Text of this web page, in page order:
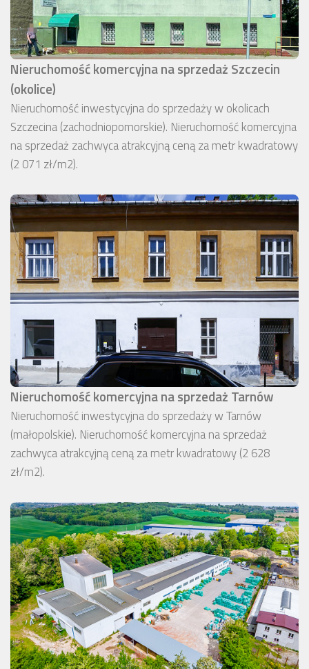
Nieruchomość komercyjna na sprzedaż Szczecin
(okolice)
Nieruchomość inwestycyjna do sprzedaży w okolicach
Szczecina (zachodniopomorskie). Nieruchomość komercyjna
na sprzedaż zachwyca atrakcyjną ceną za metr kwadratowy
(2 071 zł/m2).
Nieruchomość komercyjna na sprzedaż Tarnów
Nieruchomość inwestycyjna do sprzedaży w Tarnów
(małopolskie). Nieruchomość komercyjna na sprzedaż
zachwyca atrakcyjną ceną za metr kwadratowy (2 628
zł/m2).